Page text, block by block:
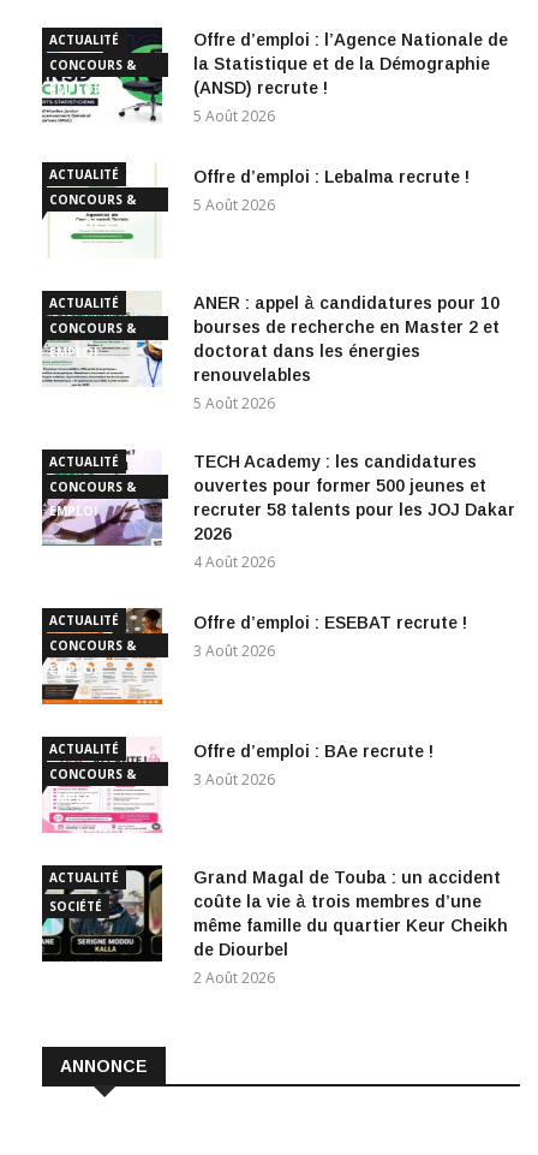
ACTUALITÉ
CONCOURS &
EMPLOI
Offre d’emploi : l’Agence Nationale de
la Statistique et de la Démographie
(ANSD) recrute !
5 Août 2026
ACTUALITÉ
CONCOURS &
EMPLOI
Offre d’emploi : Lebalma recrute !
5 Août 2026
ACTUALITÉ
CONCOURS &
EMPLOI
ANER : appel à candidatures pour 10
bourses de recherche en Master 2 et
doctorat dans les énergies
renouvelables
5 Août 2026
ACTUALITÉ
CONCOURS &
EMPLOI
TECH Academy : les candidatures
ouvertes pour former 500 jeunes et
recruter 58 talents pour les JOJ Dakar
2026
4 Août 2026
ACTUALITÉ
CONCOURS &
EMPLOI
Offre d’emploi : ESEBAT recrute !
3 Août 2026
ACTUALITÉ
CONCOURS &
EMPLOI
Offre d’emploi : BAe recrute !
3 Août 2026
ACTUALITÉ
SOCIÉTÉ
Grand Magal de Touba : un accident
coûte la vie à trois membres d’une
même famille du quartier Keur Cheikh
de Diourbel
2 Août 2026
ANNONCE